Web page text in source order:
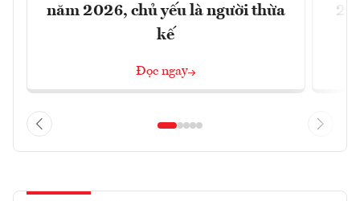
năm 2026, chủ yếu là người thừa
kế
Đọc ngay